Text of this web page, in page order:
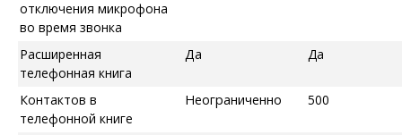
отключения микрофона
во время звонка
Расширенная
телефонная книга
Да Да
Контактов в
телефонной книге
Неограниченно 500